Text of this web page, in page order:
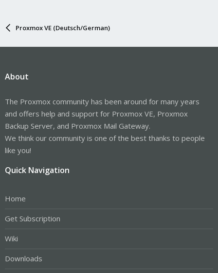
Proxmox VE (Deutsch/German)
About
The Proxmox community has been around for many years
and offers help and support for Proxmox VE, Proxmox
Backup Server, and Proxmox Mail Gateway.
We think our community is one of the best thanks to people
like you!
Quick Navigation
Home
Get Subscription
Wiki
Downloads